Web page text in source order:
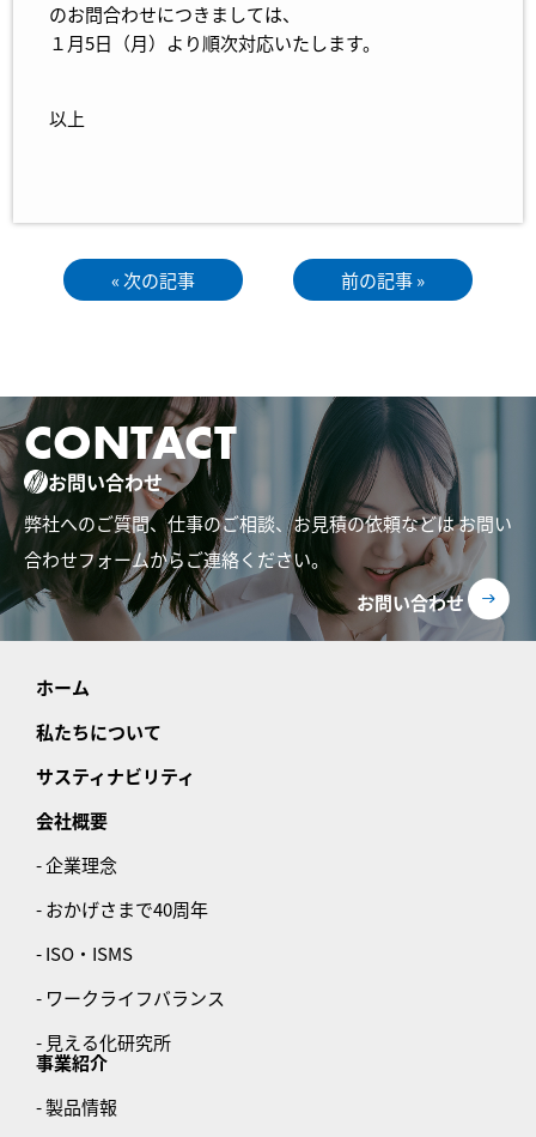
のお問合わせにつきましては、
１月5日（月）より順次対応いたします。
以上
« 次の記事 前の記事 »
CONTACT
お問い合わせ
弊社へのご質問、仕事のご相談、お見積の依頼などはお問い
合わせフォームからご連絡ください。
お問い合わせ
ホーム
私たちについて
サスティナビリティ
会社概要
- 企業理念
- おかげさまで40周年
- ISO・ISMS
- ワークライフバランス
- 見える化研究所
事業紹介
- 製品情報